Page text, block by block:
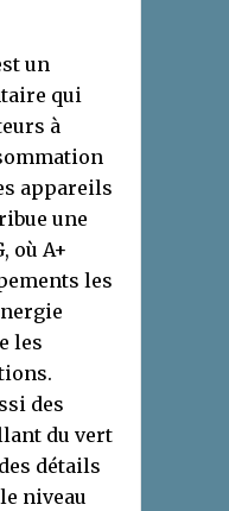
un
qui
à
appareils
une
où A+
les
les
des
du vert
détails
niveau